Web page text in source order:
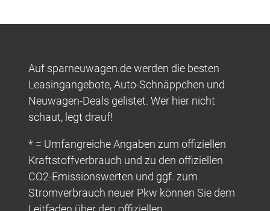
Auf sparneuwagen.de werden die besten
Leasingangebote, Auto-Schnäppchen und
Neuwagen-Deals gelistet. Wer hier nicht
schaut, legt drauf!
* = Umfangreiche Angaben zum offiziellen
Kraftstoffverbrauch und zu den offiziellen
CO2-Emissionswerten und ggf. zum
Stromverbrauch neuer Pkw können Sie dem